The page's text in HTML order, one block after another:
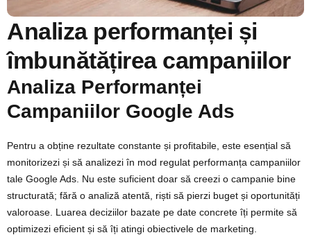
Analiza performanței și
îmbunătățirea campaniilor
Analiza Performanței
Campaniilor Google Ads
Pentru a obține rezultate constante și profitabile, este esențial să
monitorizezi și să analizezi în mod regulat performanța campaniilor
tale Google Ads. Nu este suficient doar să creezi o campanie bine
structurată; fără o analiză atentă, riști să pierzi buget și oportunități
valoroase. Luarea deciziilor bazate pe date concrete îți permite să
optimizezi eficient și să îți atingi obiectivele de marketing.